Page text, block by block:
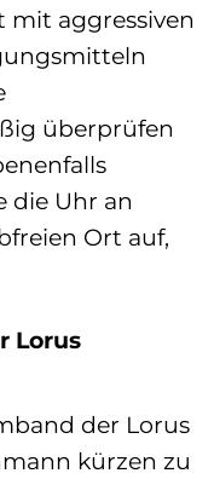
mit aggressiven
überprüfen
die Uhr an
Ort auf,
Lorus
der Lorus
kürzen zu